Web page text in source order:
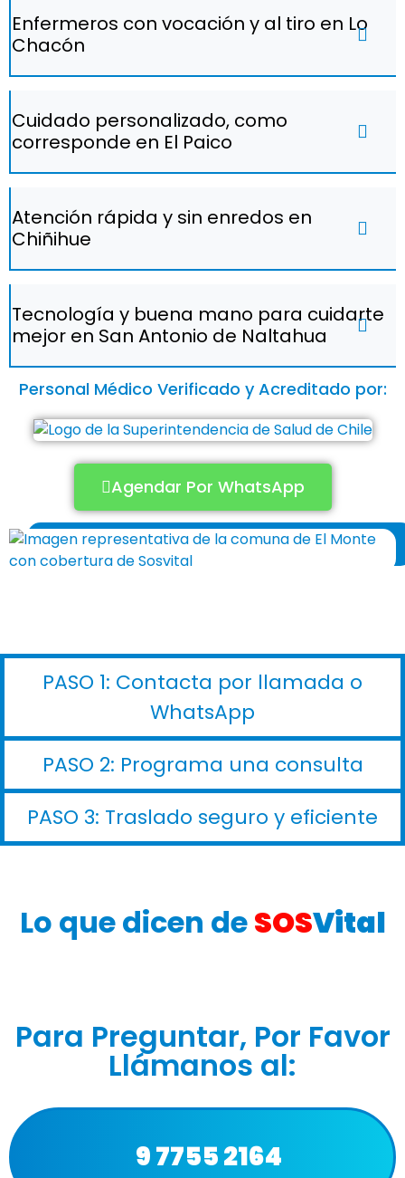
Enfermeros con vocación y al tiro en Lo
Chacón
Cuidado personalizado, como
corresponde en El Paico
Atención rápida y sin enredos en
Chiñihue
Tecnología y buena mano para cuidarte
mejor en San Antonio de Naltahua
Personal Médico Verificado y Acreditado por:
Agendar Por WhatsApp
PASO 1: Contacta por llamada o
WhatsApp
PASO 2: Programa una consulta
PASO 3: Traslado seguro y eficiente
Lo que dicen deSOSVital
Para Preguntar, Por Favor
Llámanos al:
9 7755 2164